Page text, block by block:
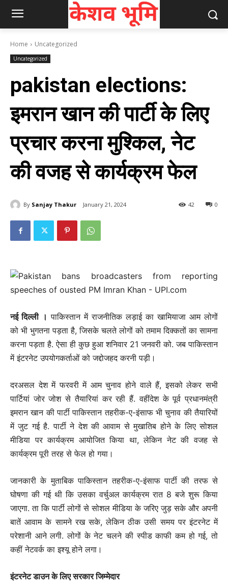
Home Uncategorized
Uncategorized
pakistan elections:
इमरान खान की पार्टी के लिए
प्रचार करना मुश्किल, नेट
की वजह से कार्यक्रम फेल
By Sanjay Thakur January 21, 2024 0
42
नई दिल्‍ली । पाकिस्तान में राजनीतिक लड़ाई का खामियाजा आम लोगों
को भी भुगतना पड़ता है, जिसके चलते लोगों को तमाम दिक्कतों का सामना
करना पड़ता है. ऐसा ही कुछ हुआ शनिवार 21 जनवरी को. जब पाकिस्तान
में इंटरनेट उपयोगकर्ताओं को जद्दोजहद करनी पड़ी।
दरअसल देश में फरवरी में आम चुनाव होने वाले हैं, इसको लेकर सभी
पार्टियां जोर जोश से तैयारियां कर रही हैं. वहींदेश के पूर्व प्रधानमंत्री
इमरान खान की पार्टी पाकिस्तान तहरीक-ए-इंसाफ भी चुनाव की तैयारियों
में जुट गई है. पार्टी ने देश की आवाम से मुखातिब होने के लिए सोशल
मीडिया पर कार्यक्रम आयोजित किया था, लेकिन नेट की वजह से
कार्यक्रम पूरी तरह से फेल हो गया।
जानकारी के मुताबिक पाकिस्तान तहरीक-ए-इंसाफ पार्टी की तरफ से
घोषणा की गई थी कि उसका वर्चुअल कार्यक्रम रात 8 बजे शुरू किया
जाएगा. ता कि पार्टी लोगों से सोशल मीडिया के जरिए जुड़ सके और अपनी
बातें आवाम के सामने रख सके, लेकिन ठीक उसी समय पर इंटरनेट में
परेशानी आने लगी. लोगों के नेट चलने की स्पीड काफी कम हो गई, तो
कहीं नेटवर्क का इश्यू होने लगा।
इंटरनेट डाउन के लिए सरकार जिम्मेदार